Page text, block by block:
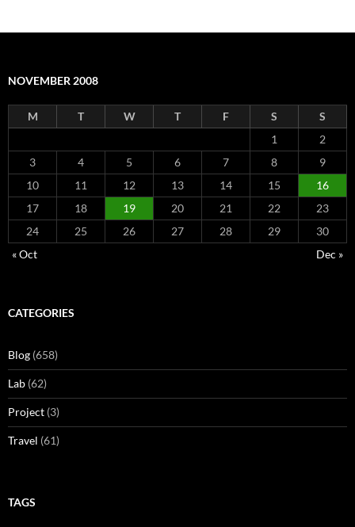
NOVEMBER 2008
M T W T F S
S
1
2
3
4 5 6 7 8
9
10
11 12 13 14 15
16
17
18 19 20 21 22
23
24
25 26 27 28 29
30
« Oct
Dec »
CATEGORIES
Blog (658)
Lab (62)
Project (3)
Travel (61)
TAGS